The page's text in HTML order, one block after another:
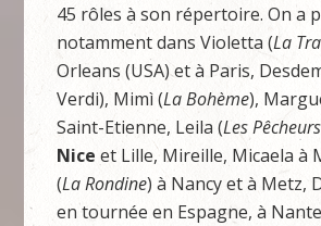
45 rôles à son répertoire. On a
notamment dans Violetta (La
Orleans (USA) et à Paris,
Verdi), Mimì (La Bohème),
Saint-Etienne, Leila (Les
Nice et Lille, Mireille, Micaela à
(La Rondine) à Nancy et à Metz,
en tournée en Espagne, à